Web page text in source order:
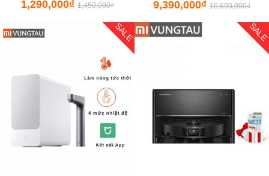
1,290,000₫ 1,450,000₫ 9,390,000₫ 10,690,000₫
SALE SALE